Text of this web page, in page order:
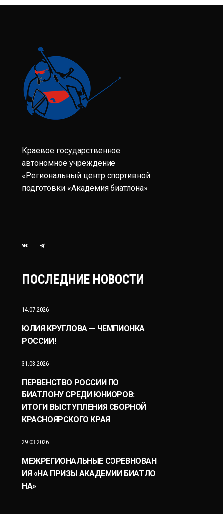
Краевое государственное
автономное учреждение
«Региональный центр спортивной
подготовки «Академия биатлона»
ПОСЛЕДНИЕ НОВОСТИ
14.07.2026
ЮЛИЯ КРУГЛОВА — ЧЕМПИОНКА
РОССИИ!
31.03.2026
ПЕРВЕНСТВО РОССИИ ПО
БИАТЛОНУ СРЕДИ ЮНИОРОВ:
ИТОГИ ВЫСТУПЛЕНИЯ СБОРНОЙ
КРАСНОЯРСКОГО КРАЯ
29.03.2026
МЕЖРЕГИОНАЛЬНЫЕ СОРЕВНОВАН
ИЯ «НА ПРИЗЫ АКАДЕМИИ БИАТЛО
НА»